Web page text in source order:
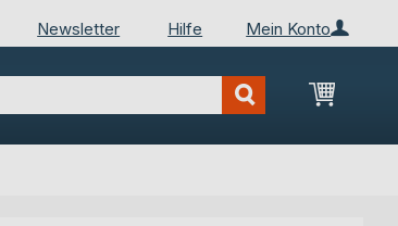
Mein Konto
Newsletter Hilfe
Mein